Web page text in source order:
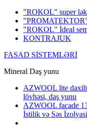
"ROKOL" super
"ROKOL" İdeal
KONTRAJUK
FASAD SİSTEMLƏRİ
Mineral Daş yunu
AZWOOL lite daxili
lövhəsi, daş yunu
AZWOOL facade
İstilik və Səs